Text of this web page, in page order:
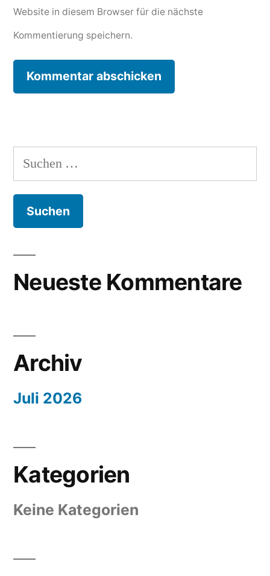
Website in diesem Browser für die nächste
Kommentierung speichern.
Suche
nach:
Neueste Kommentare
Archiv
Juli 2026
Kategorien
Keine Kategorien